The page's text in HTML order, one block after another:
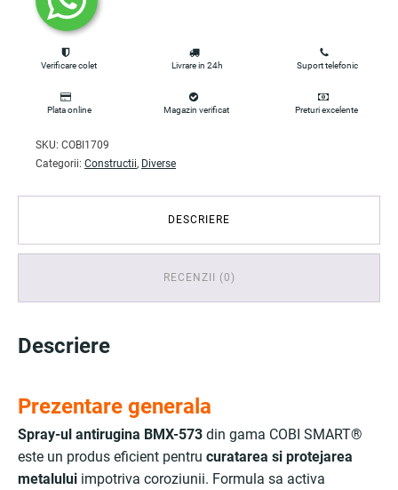
Verificare colet Livrare in 24h Suport telefonic
Plata online Magazin verificat Preturi excelente
SKU: COBI1709
Categorii: Constructii, Diverse
DESCRIERE
RECENZII (0)
Descriere
Prezentare generala
Spray-ul antirugina BMX-573 din gama COBI SMART®
este un produs eficient pentru curatarea si protejarea
metalului impotriva coroziunii. Formula sa activa